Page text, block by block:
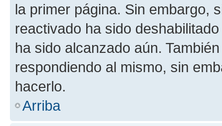
la primer página. Sin embargo,
reactivado ha sido
ha sido alcanzado aún.
respondiendo al mismo, sin
hacerlo.
Arriba